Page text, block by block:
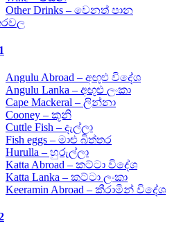
Other Drinks – වෙනත් පාන
Angulu Abroad – අඟුළු විදේශ
Angulu Lanka – අඟුළු ලංකා
Cape Mackeral – ලින්නා
Cooney – කූනි
Cuttle Fish – දැල්ලා
Fish eggs – මාළු බිත්තර
Hurulla – හුරුල්ලා
Katta Abroad – කට්ටා විදේශ
Katta Lanka – කට්ටා ලංකා
Keeramin Abroad – කීරාමින් විදේශ